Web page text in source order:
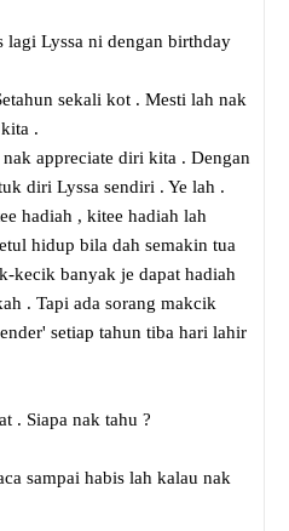
lagi Lyssa ni dengan birthday
sekali kot . Mesti lah nak
.
appreciate diri kita . Dengan
diri Lyssa sendiri . Ye lah .
hadiah , kitee hadiah lah
hidup bila dah semakin tua
kecik banyak je dapat hadiah
. Tapi ada sorang makcik
setiap tahun tiba hari lahir
. Siapa nak tahu ?
sampai habis lah kalau nak